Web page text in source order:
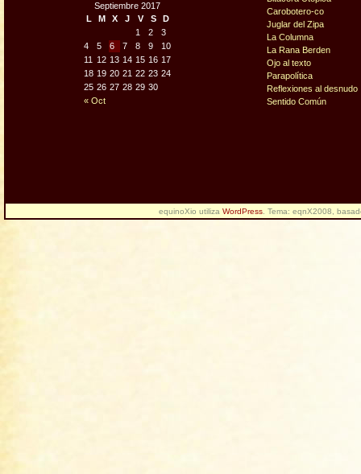
Septiembre 2017
L
M X J V S D
« Oct
1 2
3
4
5 6 7 8 9
10
11
12 13 14 15 16 17
18 19 20 21 22 23 24
25 26 27 28 29 30
Carobotero-co
Juglar del Zipa
La Columna
La Rana Berden
Ojo al texto
Parapolítica
Reflexiones al desnudo
Sentido Común
equinoXio utiliza WordPress . Tema: eqnX2008,